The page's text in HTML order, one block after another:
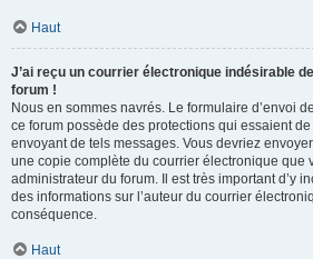
Haut
J’ai reçu un courrier électronique indésirable
forum !
Nous en sommes navrés. Le formulaire d’envoi
ce forum possède des protections qui essaient
envoyant de tels messages. Vous devriez
une copie complète du courrier électronique que
administrateur du forum. Il est très important d’y
des informations sur l’auteur du courrier
conséquence.
Haut